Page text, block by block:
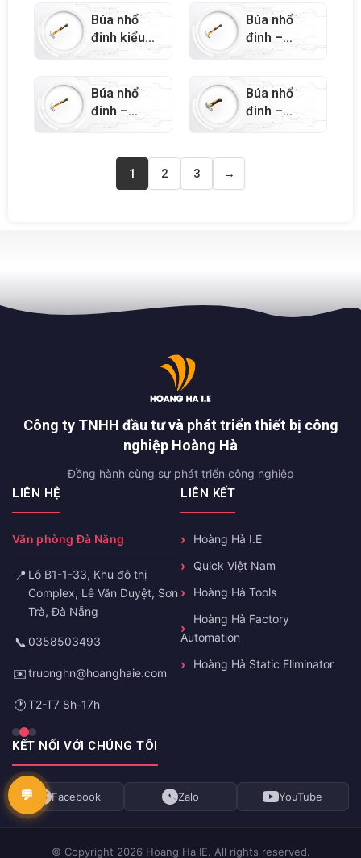
Búa nhổ
đinh kiểu
anh – 25158
Búa nhổ
đinh –
25185
Búa nhổ
đinh –
25028
Búa nhổ
đinh –
25027
1 2 3 →
Công ty TNHH đầu tư và phát triển thiết bị công
nghiệp Hoàng Hà
Đồng hành cùng sự phát triển công nghiệp
LIÊN HỆ
Văn phòng Đà Nẵng
📍 Lô B1-1-33, Khu đô thị
Complex, Lê Văn Duyệt, Sơn
Trà, Đà Nẵng
📞 0358503493
✉️truonghn@hoanghaie.com
🕐T2-T7 8h-17h
LIÊN KẾT
Hoàng Hà I.E
Quick Việt Nam
Hoàng Hà Tools
Hoàng Hà Factory
Automation
Hoàng Hà Static Eliminator
KẾT NỐI VỚI CHÚNG TÔI
Facebook Zalo YouTube
© Copyright 2026 Hoang Ha IE. All rights reserved.